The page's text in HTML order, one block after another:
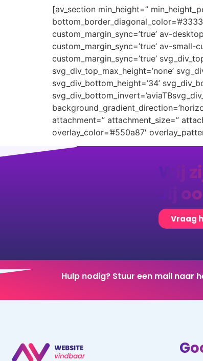
[av_section min_height=”
custom_margin_sync=’true’ av-
custom_margin_sync=’true’ av-
custom_margin_sync=’true’
svg_div_top_max_height=’none’
svg_div_bottom_height=’34’
attachment=” attachment_size=”
overlay_color=’#550a87′
Wij
Jij
Vraag
Hulp nodig? Stuur een mail naar